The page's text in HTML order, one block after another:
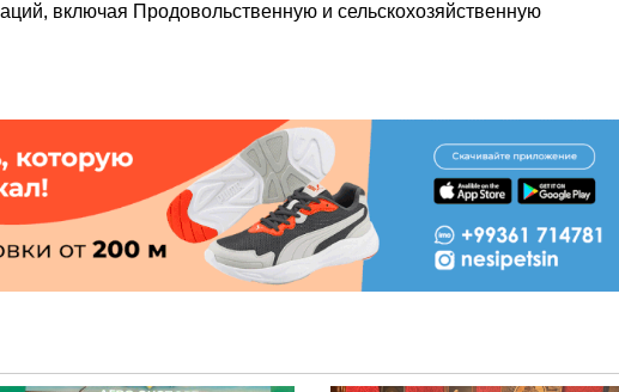
включая Продовольственную и сельскохозяйственную